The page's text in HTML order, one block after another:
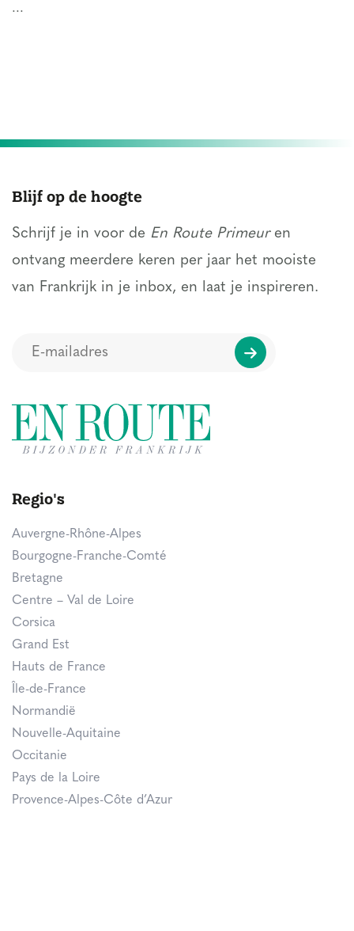
...
Blijf op de hoogte
Schrijf je in voor de En Route Primeuren
ontvang meerdere keren per jaar het mooiste
van Frankrijk in je inbox, en laat je inspireren.
Regio's
Auvergne-Rhône-Alpes
Bourgogne-Franche-Comté
Bretagne
Centre – Val de Loire
Corsica
Grand Est
Hauts de France
Île-de-France
Normandië
Nouvelle-Aquitaine
Occitanie
Pays de la Loire
Provence-Alpes-Côte d’Azur